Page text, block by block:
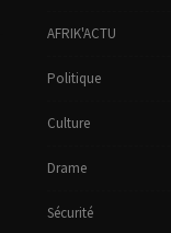
AFRIK'ACTU
Politique
Culture
Drame
Sécurité